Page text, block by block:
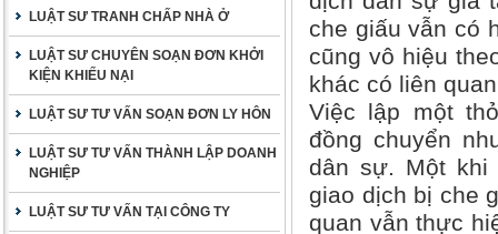
LUẬT SƯ TRANH CHẤP NHÀ Ở
LUẬT SƯ CHUYÊN SOẠN ĐƠN KHỞI
KIỆN KHIẾU NẠI
LUẬT SƯ TƯ VẤN SOẠN ĐƠN LY HÔN
LUẬT SƯ TƯ VẤN THÀNH LẬP DOANH
NGHIỆP
LUẬT SƯ TƯ VẤN TẠI CÔNG TY
che giấu vẫn có
cũng vô hiệu
khác có liên
Việc lập một
đồng chuyển
dân sự. Một khi
giao dịch bị che
quan vẫn thực